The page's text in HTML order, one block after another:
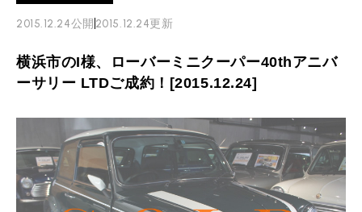
iRの買取が他社よりも高い理由
必要書類
iRで愛車を売却されたお客様の声
BMWミニ買取査定依頼
ローバーミニ買取査定依頼
TOP
BMWミニ メンテナンス
ローバーミニ メンテナンス
最近の修理実績
BLOG & MEDIA ブログ＆メディア
TOP
User's Voice 購入者様の声
Part's Report パーツ販売のご案内
MINI KNOWLEDGE ミニナレッジ
BMWミニナレッジ
ローバーミニナレッジ
ABOUT iR
会社概要
スタッフ紹介
RECRUIT 採用情報
2015.12.24公開 2015.12.24更新
横浜市のI様、ローバーミニクーパー40thアニバ
ーサリー LTDご成約！[2015.12.24]